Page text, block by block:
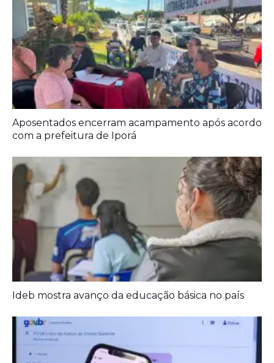
Prefeitura entrega melhorias em escolas
Aposentados encerram acampamento após acordo
com a prefeitura de Iporá